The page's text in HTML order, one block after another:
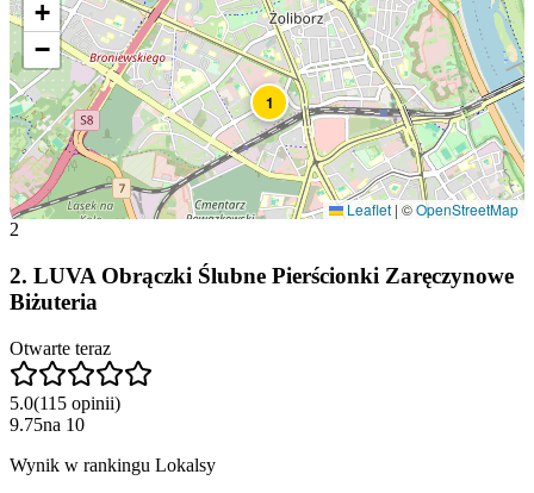
1
+
−
Leaflet | ©OpenStreetMap
2
2. LUVA Obrączki Ślubne Pierścionki Zaręczynowe
Biżuteria
Otwarte teraz
5.0(115 opinii)
9.75na 10
Wynik w rankingu Lokalsy